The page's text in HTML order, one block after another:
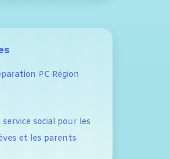
PC Région
service social pour les
et les parents